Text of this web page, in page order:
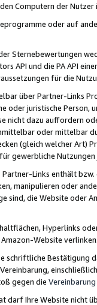
Computern der
oder auf
Sternebewertungen
API und die PA API
für die
über Partner-Links
oder juristische
nicht dazu auffordern
oder mittelbar
(gleich welcher Art)
gewerbliche
Partner-Links enthält
manipulieren oder
sind, die Website oder
Hyperlinks
Website
schriftliche
gegen die Vereinbarung
darf Ihre Website nicht